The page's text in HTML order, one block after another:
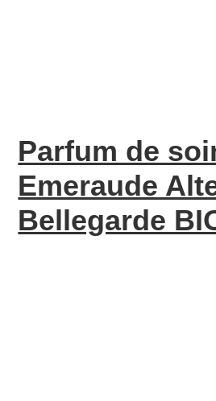
Parfum de
Emeraude
Bellegarde